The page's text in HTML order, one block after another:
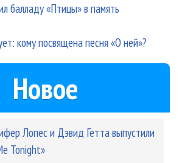
балладу «Птицы» в память
кому посвящена песня «О ней»?
Новое
Лопес и Дэвид Гетта выпустили
Tonight»